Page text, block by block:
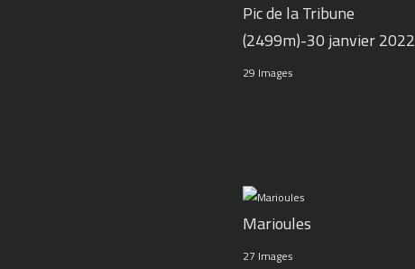
Pic de la Tribune
(2499m)-30 janvier 2022
29 Images
Marioules
27 Images